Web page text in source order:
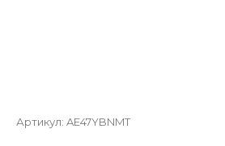
Артикул: AE47YBNMT